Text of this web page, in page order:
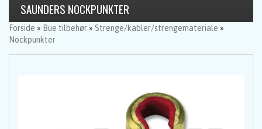
SAUNDERS NOCKPUNKTER
Forside » Bue tilbehør » Strenge/kabler/strengemateriale »
Nockpunkter